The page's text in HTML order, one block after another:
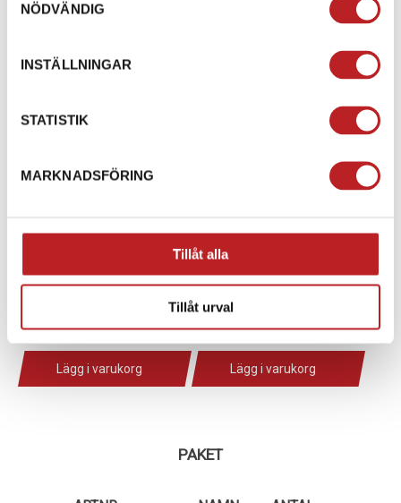
NÖDVÄNDIG
INSTÄLLNINGAR
STATISTIK
MARKNADSFÖRING
Tillåt alla
Tillåt urval
355ml
2-4 dagar lev. tid
Lägg i varukorg
Bränslestabilisator -
236ml
10112349779183
139,00 kr
2-4 dagar lev. tid
Lägg i varukorg
PAKET